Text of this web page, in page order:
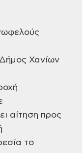
Χανίων
αίτηση προς
το